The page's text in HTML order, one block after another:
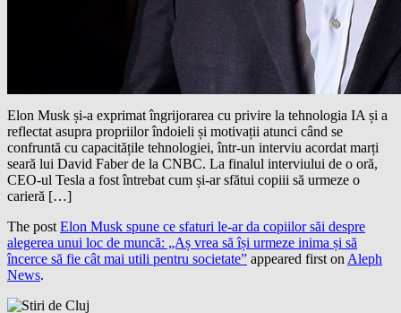
Elon Musk și-a exprimat îngrijorarea cu privire la tehnologia IA și a
reflectat asupra propriilor îndoieli și motivații atunci când se
confruntă cu capacitățile tehnologiei, într-un interviu acordat marți
seară lui David Faber de la CNBC. La finalul interviului de o oră,
CEO-ul Tesla a fost întrebat cum și-ar sfătui copiii să urmeze o
carieră […]
The post Elon Musk spune ce sfaturi le-ar da copiilor săi despre
alegerea unui loc de muncă: „Aș vrea să își urmeze inima și să
încerce să fie cât mai utili pentru societate” appeared first on Aleph
News.